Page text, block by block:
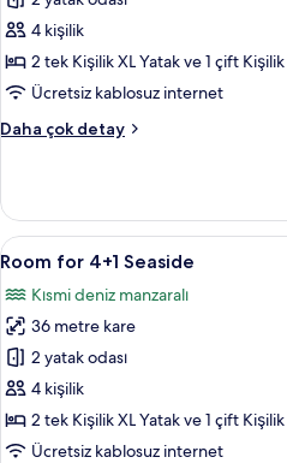
fotoğrafları
görün
4 kişilik
2 tek Kişilik XL Yatak ve 1 çift
Ücretsiz kablosuz internet
Daha çok detay
Room
daha
fazla
detay
Room
for
4+1
Seaside
için
tüm
fotoğrafları
görün
6
Room for 4+1 Seaside
Kısmi deniz manzaralı
36 metre kare
2 yatak odası
4 kişilik
2 tek Kişilik XL Yatak ve 1 çift
Ücretsiz kablosuz internet